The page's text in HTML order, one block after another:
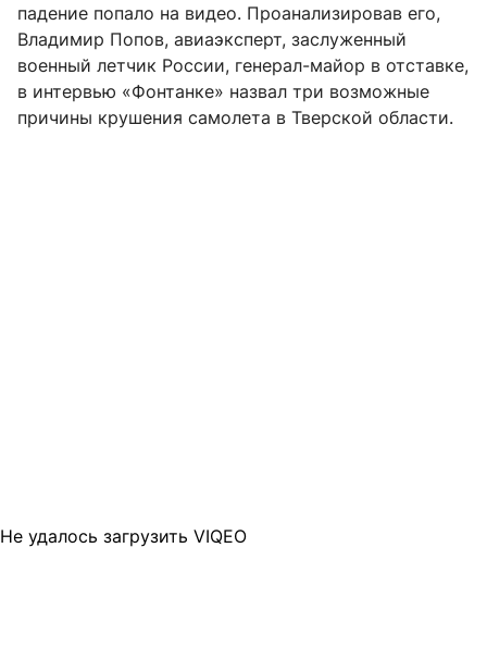
падение попало на видео. Проанализировав его,
Владимир Попов, авиаэксперт, заслуженный
военный летчик России, генерал-майор в отставке,
в интервью «Фонтанке» назвал три возможные
причины крушения самолета в Тверской области.
Не удалось загрузить VIQEO